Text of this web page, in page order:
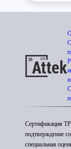
Сертификация
подтверждение
специальная